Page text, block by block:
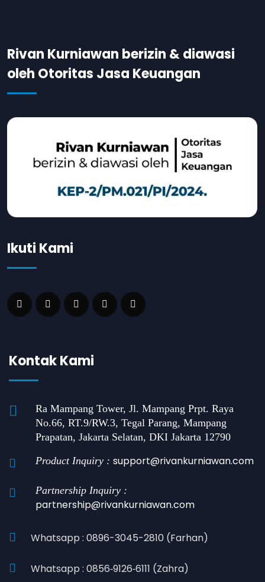
Rivan Kurniawan berizin & diawasi
oleh Otoritas Jasa Keuangan
Ikuti Kami
Kontak Kami
Ra Mampang Tower, Jl. Mampang Prpt. Raya
No.66, RT.9/RW.3, Tegal Parang, Mampang
Prapatan, Jakarta Selatan, DKI Jakarta 12790
Product Inquiry : support@rivankurniawan.com
Partnership Inquiry :
partnership@rivankurniawan.com
Whatsapp : 0896-3045-2810 (Farhan)
Whatsapp : 0856‑9126‑6111 (Zahra)